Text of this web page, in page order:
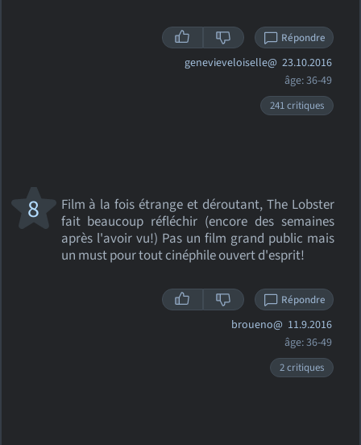
Répondre
genevieveloiselle@ 23.10.2016
âge: 36-49
241 critiques
Film à la fois étrange et déroutant, The Lobster
fait beaucoup réfléchir (encore des semaines
après l'avoir vu!) Pas un film grand public mais
un must pour tout cinéphile ouvert d'esprit!
8
Répondre
broueno@ 11.9.2016
âge: 36-49
2 critiques